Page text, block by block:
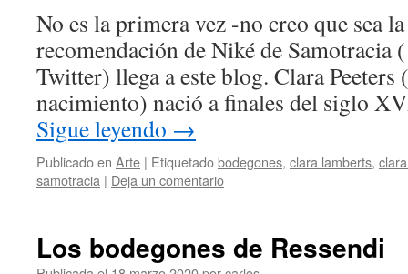
No es la primera vez -no creo que sea
recomendación de Niké de Samotracia
Twitter) llega a este blog. Clara
nacimiento) nació a finales del siglo
Sigue leyendo →
Publicado en Arte | Etiquetadobodegones, clara lamberts,
samotracia | Deja un comentario
Los bodegones de Ressendi